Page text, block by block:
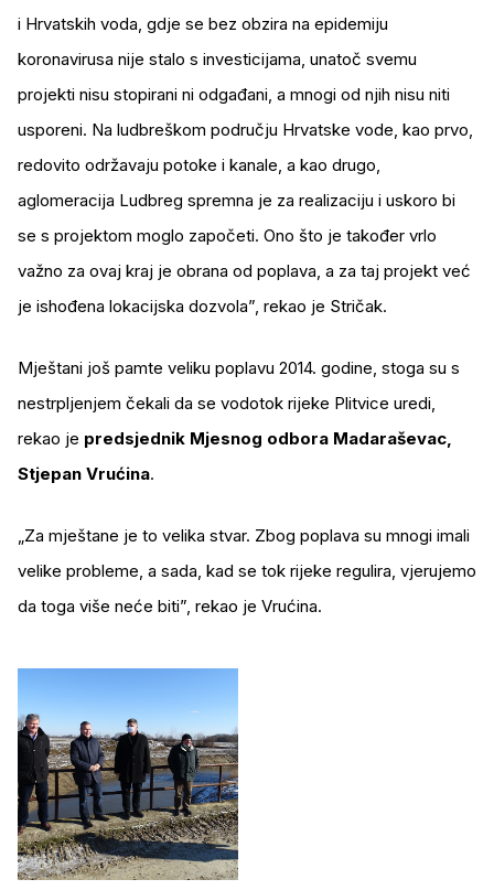
i Hrvatskih voda, gdje se bez obzira na epidemiju
koronavirusa nije stalo s investicijama, unatoč svemu
projekti nisu stopirani ni odgađani, a mnogi od njih nisu niti
usporeni. Na ludbreškom području Hrvatske vode, kao prvo,
redovito održavaju potoke i kanale, a kao drugo,
aglomeracija Ludbreg spremna je za realizaciju i uskoro bi
se s projektom moglo započeti. Ono što je također vrlo
važno za ovaj kraj je obrana od poplava, a za taj projekt već
je ishođena lokacijska dozvola”, rekao je Stričak.
Mještani još pamte veliku poplavu 2014. godine, stoga su s
nestrpljenjem čekali da se vodotok rijeke Plitvice uredi,
rekao je predsjednik Mjesnog odbora Madaraševac,
Stjepan Vrućina.
„Za mještane je to velika stvar. Zbog poplava su mnogi imali
velike probleme, a sada, kad se tok rijeke regulira, vjerujemo
da toga više neće biti”, rekao je Vrućina.